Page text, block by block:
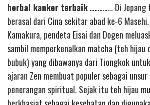
herbal kanker terbaik………….. Di
berasal dari Cina sekitar abad ke-6
Kamakura, pendeta Eisai dan Dogen
sambil memperkenalkan matcha (teh hijau
bubuk) yang dibawanya dari Tiongkok
ajaran Zen membuat populer sebagai
penerangan spiritual. Sejak itu teh hijau